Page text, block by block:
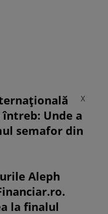
X
Unde a
semafor din
Aleph
la finalul